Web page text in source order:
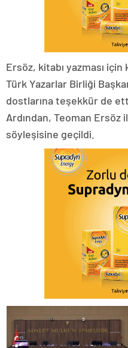
Ersöz, kitabı yazması
Türk Yazarlar Birliği
dostlarına teşekkür de
Ardından, Teoman Ersöz
söyleşisine geçildi.